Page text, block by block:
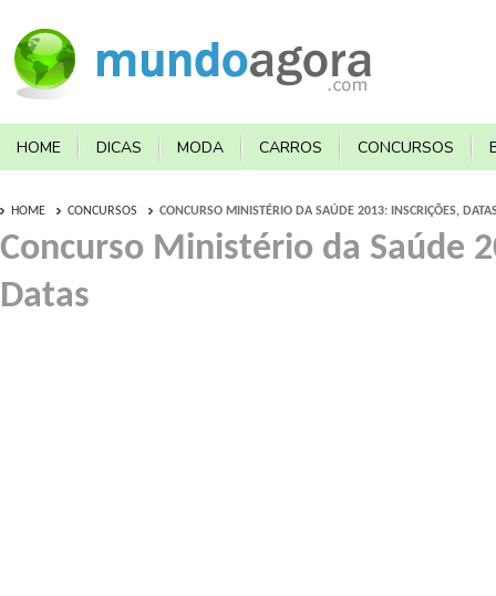
HOME DICAS MODA CARROS CONCURSOS
HOME CONCURSOS CONCURSO MINISTÉRIO DA SAÚDE 2013: INSCRIÇÕES,
Concurso Ministério da Saúde
Datas